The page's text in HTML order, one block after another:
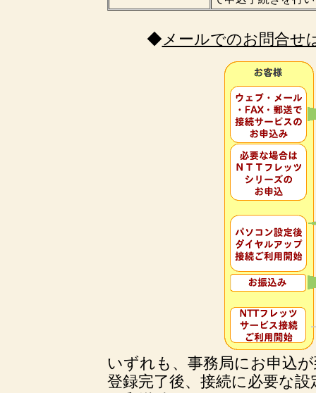
◆メールでのお問合
いずれも、事務局にお申込
登録完了後、接続に必要な